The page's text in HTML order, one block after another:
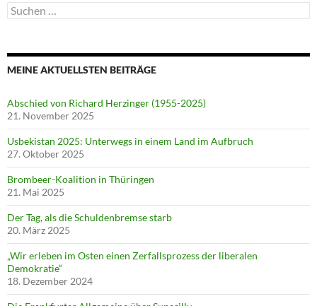
Suche
nach:
MEINE AKTUELLSTEN BEITRÄGE
Abschied von Richard Herzinger (1955-2025)
21. November 2025
Usbekistan 2025: Unterwegs in einem Land im Aufbruch
27. Oktober 2025
Brombeer-Koalition in Thüringen
21. Mai 2025
Der Tag, als die Schuldenbremse starb
20. März 2025
„Wir erleben im Osten einen Zerfallsprozess der liberalen
Demokratie“
18. Dezember 2024